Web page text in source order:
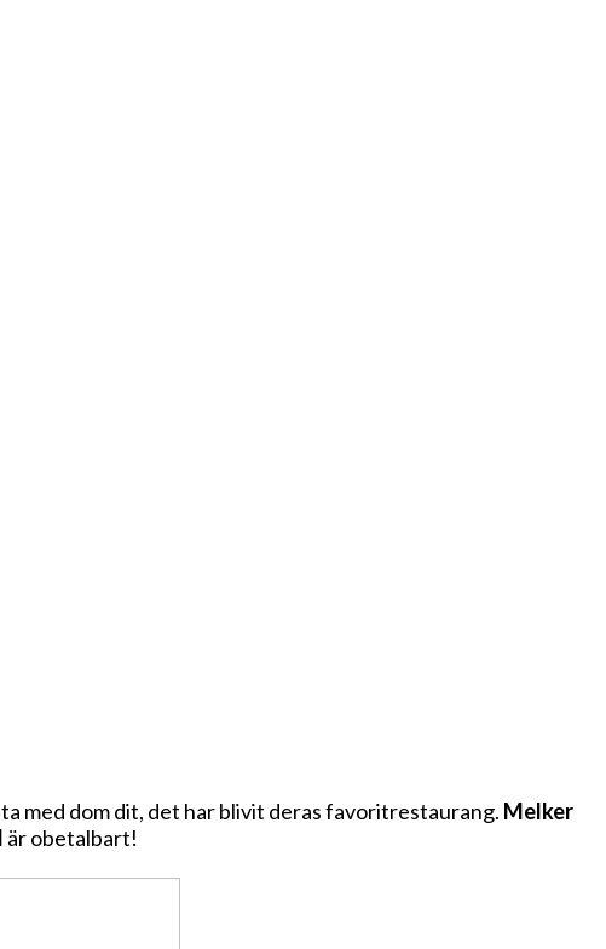
med dom dit, det har blivit deras favoritrestaurang. Melker
är obetalbart!